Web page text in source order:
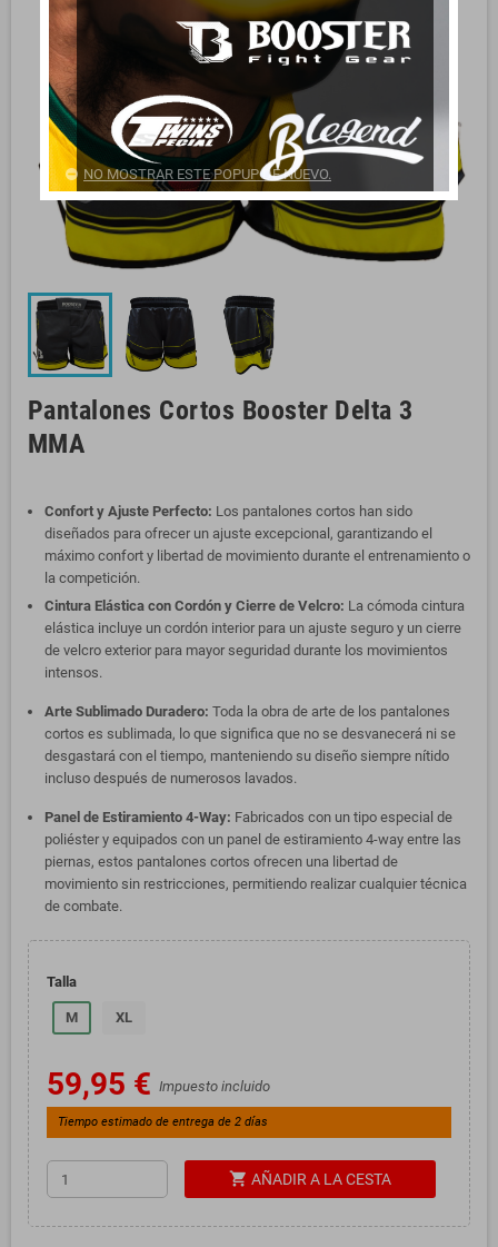
Pantalones Cortos Booster Delta 3
MMA
Confort y Ajuste Perfecto: Los pantalones cortos han sido
diseñados para ofrecer un ajuste excepcional, garantizando el
máximo confort y libertad de movimiento durante el entrenamiento o
la competición.
Cintura Elástica con Cordón y Cierre de Velcro: La cómoda cintura
elástica incluye un cordón interior para un ajuste seguro y un cierre
de velcro exterior para mayor seguridad durante los movimientos
intensos.
Arte Sublimado Duradero: Toda la obra de arte de los pantalones
cortos es sublimada, lo que significa que no se desvanecerá ni se
desgastará con el tiempo, manteniendo su diseño siempre nítido
incluso después de numerosos lavados.
Panel de Estiramiento 4-Way: Fabricados con un tipo especial de
poliéster y equipados con un panel de estiramiento 4-way entre las
piernas, estos pantalones cortos ofrecen una libertad de
movimiento sin restricciones, permitiendo realizar cualquier técnica
de combate.
Talla
M XL
59,95 € Impuesto incluido
Tiempo estimado de entrega de 2 días
shopping_cart AÑADIR A LA CESTA
NO MOSTRAR ESTE POPUP DE NUEVO.